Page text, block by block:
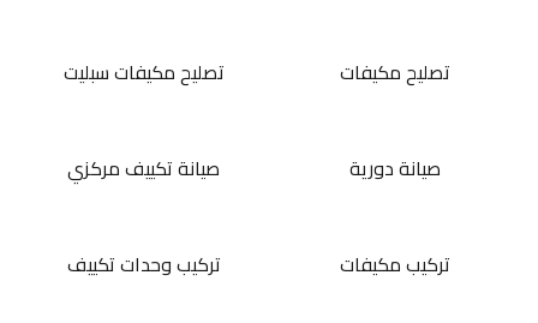
تصليح مكيفات تصليح مكيفات سبليت
صيانة دورية صيانة تكييف مركزي
تركيب مكيفات تركيب وحدات تكييف